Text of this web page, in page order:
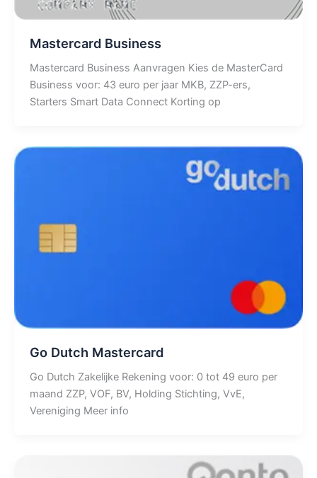
Mastercard Business
Mastercard Business Aanvragen Kies de MasterCard
Business voor: 43 euro per jaar MKB, ZZP-ers,
Starters Smart Data Connect Korting op
Go Dutch Mastercard
Go Dutch Zakelijke Rekening voor: 0 tot 49 euro per
maand ZZP, VOF, BV, Holding Stichting, VvE,
Vereniging Meer info